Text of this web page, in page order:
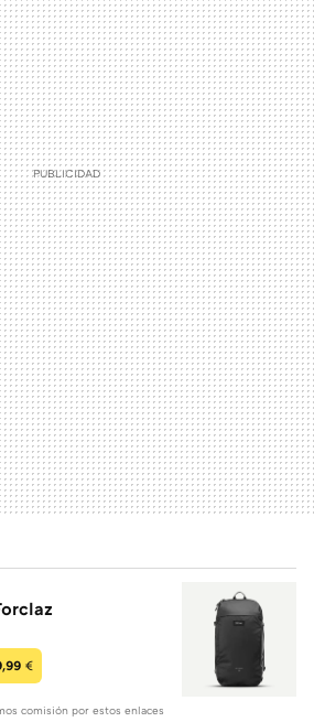
€
comisión por estos enlaces